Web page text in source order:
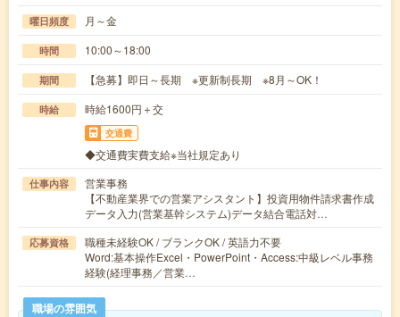
曜日頻度 月～金
時間 10:00～18:00
期間 【急募】即日～長期 ※更新制長期 ※8月～OK！
時給 時給1600円＋交
交通費
◆交通費実費支給※当社規定あり
仕事内容
営業事務
【不動産業界での営業アシスタント】投資用物件請求書作成
データ入力(営業基幹システム)データ結合電話対…
応募資格
職種未経験OK / ブランクOK / 英語力不要
Word:基本操作Excel・PowerPoint・Access:中級レベル事務
経験(経理事務／営業…
職場の雰囲気